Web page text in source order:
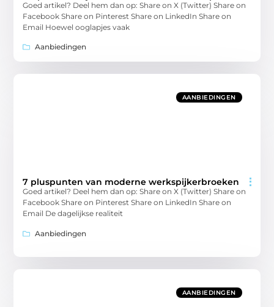
Goed artikel? Deel hem dan op: Share on X (Twitter) Share on
Facebook Share on Pinterest Share on LinkedIn Share on
Email Hoewel ooglapjes vaak
Aanbiedingen
AANBIEDINGEN
7 pluspunten van moderne werkspijkerbroeken
Goed artikel? Deel hem dan op: Share on X (Twitter) Share on
Facebook Share on Pinterest Share on LinkedIn Share on
Email De dagelijkse realiteit
Aanbiedingen
AANBIEDINGEN